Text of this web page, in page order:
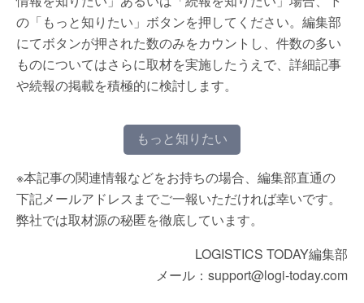
の「もっと知りたい」ボタンを押してください。編集部
にてボタンが押された数のみをカウントし、件数の多い
ものについてはさらに取材を実施したうえで、詳細記事
や続報の掲載を積極的に検討します。
もっと知りたい
※本記事の関連情報などをお持ちの場合、編集部直通の
下記メールアドレスまでご一報いただければ幸いです。
弊社では取材源の秘匿を徹底しています。
LOGISTICS TODAY編集部
メール：support@logi-today.com